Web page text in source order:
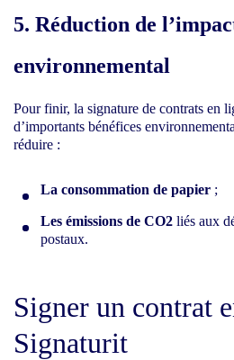
5. Réduction de
environnemental
Pour finir, la signature de contrats en
d’importants bénéfices
réduire :
La consommation de papier ;
Les émissions de CO2 liés aux
postaux.
Signer un contrat
Signaturit